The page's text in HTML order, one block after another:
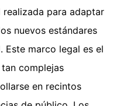
para adaptar
nuevos estándares
marco legal es el
complejas
en recintos